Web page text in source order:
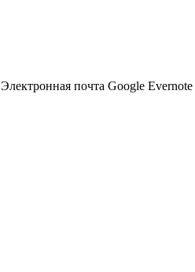
Электронная почта Google Evernote